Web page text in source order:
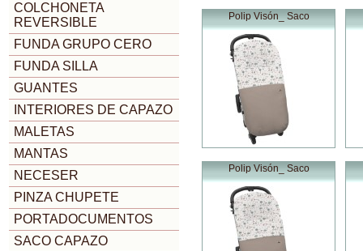
COLCHONETA
REVERSIBLE
FUNDA GRUPO CERO
FUNDA SILLA
GUANTES
INTERIORES DE CAPAZO
MALETAS
MANTAS
NECESER
PINZA CHUPETE
PORTADOCUMENTOS
SACO CAPAZO
Polip Visón_ Saco
Polip Visón_ Saco